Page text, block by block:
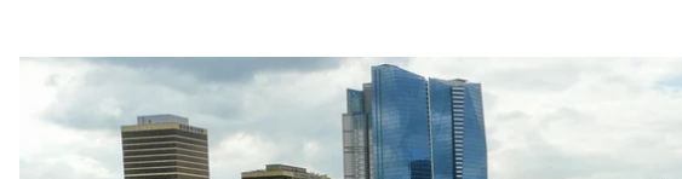
Piotrus / Wikimedia
У світі вже понад тисячу «розумних міст». Половина з них — у
Америці, Японії. Про те,що таке smart city
та про український